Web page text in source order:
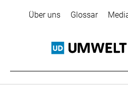
Über uns Glossar